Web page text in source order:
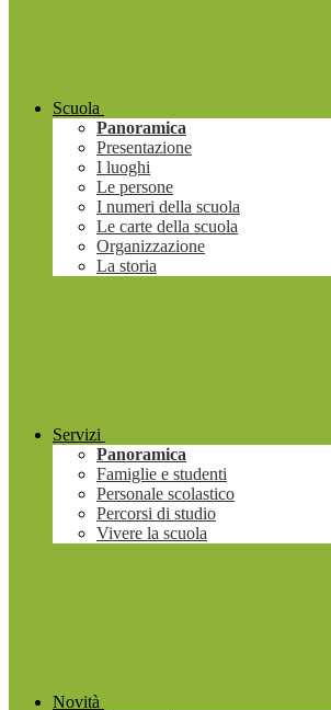
Scuola
Panoramica
Presentazione
I luoghi
Le persone
I numeri della scuola
Le carte della scuola
Organizzazione
La storia
Servizi
Panoramica
Famiglie e studenti
Personale scolastico
Percorsi di studio
Vivere la scuola
Novità